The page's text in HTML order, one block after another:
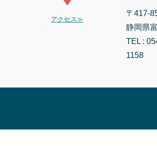
アクセス≫
〒417-
静岡県
TEL :
1158